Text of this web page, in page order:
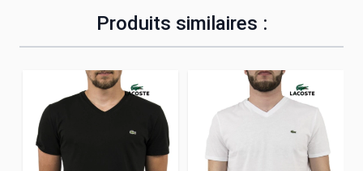
Produits similaires :